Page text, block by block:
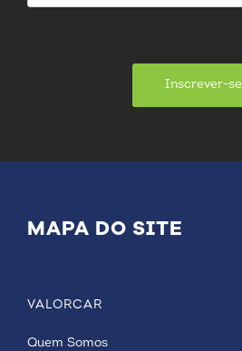
Inscrever-se
MAPA DO SITE
VALORCAR
Quem Somos